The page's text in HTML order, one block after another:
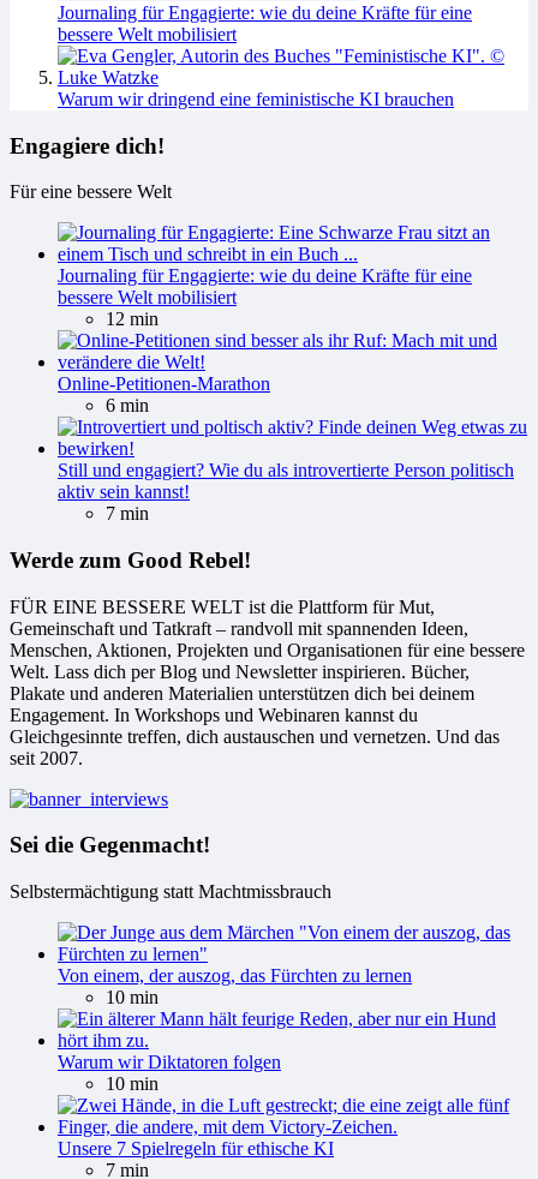
Journaling für Engagierte: wie du deine Kräfte für eine
bessere Welt mobilisiert
Warum wir dringend eine feministische KI brauchen
Engagiere dich!
Für eine bessere Welt
Journaling für Engagierte: wie du deine Kräfte für eine
bessere Welt mobilisiert
12 min
Online-Petitionen-Marathon
6 min
Still und engagiert? Wie du als introvertierte Person politisch
aktiv sein kannst!
7 min
Werde zum Good Rebel!
FÜR EINE BESSERE WELT ist die Plattform für Mut,
Gemeinschaft und Tatkraft – randvoll mit spannenden Ideen,
Menschen, Aktionen, Projekten und Organisationen für eine bessere
Welt. Lass dich per Blog und Newsletter inspirieren. Bücher,
Plakate und anderen Materialien unterstützen dich bei deinem
Engagement. In Workshops und Webinaren kannst du
Gleichgesinnte treffen, dich austauschen und vernetzen. Und das
seit 2007.
Sei die Gegenmacht!
Selbstermächtigung statt Machtmissbrauch
Von einem, der auszog, das Fürchten zu lernen
10 min
Warum wir Diktatoren folgen
10 min
Unsere 7 Spielregeln für ethische KI
7 min